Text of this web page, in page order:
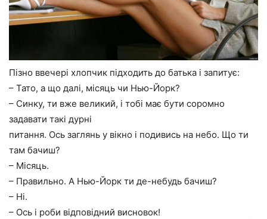
Пізно ввечері хлопчик підходить до батька і запитує:
– Тато, а що далі, місяць чи Нью-Йорк?
– Синку, ти вже великий, і тобі має бути соромно
задавати такі дурні
питання. Ось заглянь у вікно і подивись на небо. Що ти
там бачиш?
– Місяць.
– Правильно. А Нью-Йорк ти де-небудь бачиш?
– Ні.
– Ось і роби відповідний висновок!